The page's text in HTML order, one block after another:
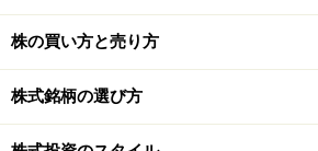
株の買い方と売り方
株式銘柄の選び方